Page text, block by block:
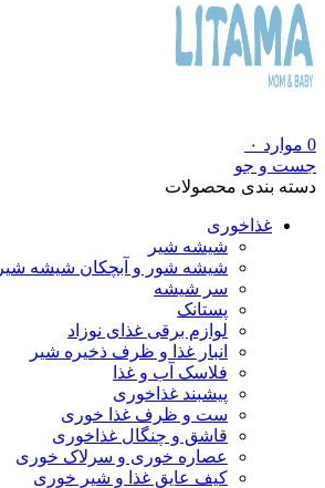
0 موارد ۰
جست و جو
دسته بندی محصولات
غذاخوری
شیشه شیر
شیشه ‌شور و آبچکان شیشه‌ شیر
سر شیشه
پستانک
لوازم برقی غذای نوزاد
انبار غذا و ظرف ذخیره شیر
فلاسک آب و غذا
پیشبند غذاخوری
ست و ظرف غذا خوری
قاشق و چنگال غذاخوری
عصاره خوری و سرلاک خوری
کیف عایق غذا و شیر خوری